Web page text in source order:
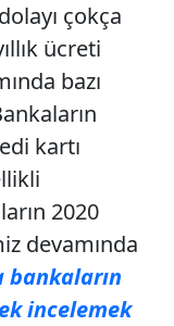
çokça
ücreti
bazı
kartı
2020
devamında
bankaların
incelemek